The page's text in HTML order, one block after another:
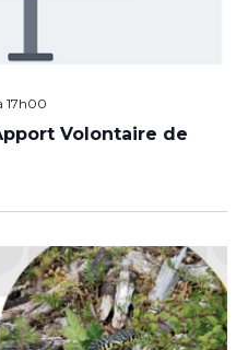
17h00
Volontaire de